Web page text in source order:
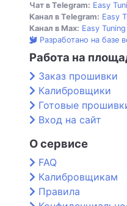
Чат в Telegram: Easy
Канал в Telegram: Easy
Канал в Max: Easy Tuning
Разработано на базе
Работа на
Заказ прошивки
Калибровщики
Готовые
Вход на сайт
О сервисе
FAQ
Калибровщикам
Правила